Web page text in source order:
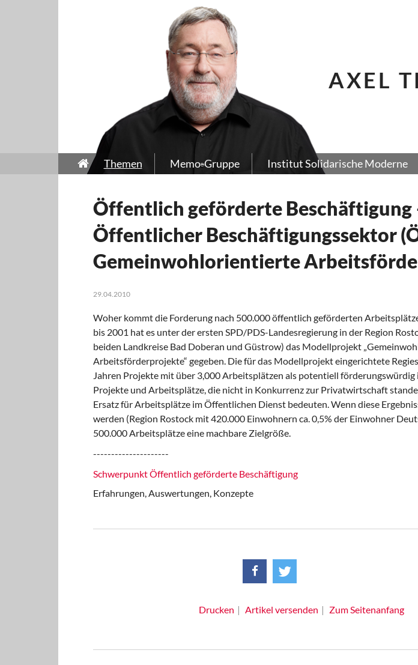
AXEL
Themen Memo-Gruppe Institut Solidarische Moderne
Öffentlich geförderte Beschäftigung
Öffentlicher Beschäftigungssektor
Gemeinwohlorientierte
29.04.2010
Woher kommt die Forderung nach 500.000 öffentlich geförderten
bis 2001 hat es unter der ersten SPD/PDS-Landesregierung in der Region
beiden Landkreise Bad Doberan und Güstrow) das Modellprojekt
Arbeitsförderprojekte“ gegeben. Die für das Modellprojekt eingerichtete
Jahren Projekte mit über 3,000 Arbeitsplätzen als potentiell
Projekte und Arbeitsplätze, die nicht in Konkurrenz zur Privatwirtschaft
Ersatz für Arbeitsplätze im Öffentlichen Dienst bedeuten. Wenn diese
werden (Region Rostock mit 420.000 Einwohnern ca. 0,5% der Einwohner
500.000 Arbeitsplätze eine machbare Zielgröße.
---------------------
Schwerpunkt Öffentlich geförderte Beschäftigung
Erfahrungen, Auswertungen, Konzepte
Drucken Artikel versenden Zum Seitenanfang